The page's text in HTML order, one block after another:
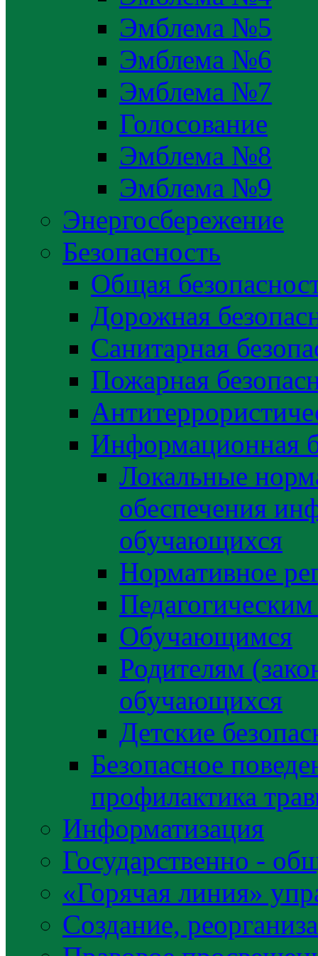
Эмблема №5
Эмблема №6
Эмблема №7
Голосование
Эмблема №8
Эмблема №9
Энергосбережение
Безопасность
Общая
Дорожная
Санитарная
Пожарная
Информационная
Локальные
обеспечения
обучающихся
Нормативное
Обучающимся
Родителям
обучающихся
Детские
Безопасное
профилактика
Информатизация
Государственно -
«Горячая линия»
Создание,